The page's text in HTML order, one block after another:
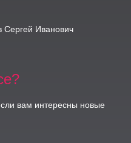
Сергей Иванович
вам интересны новые